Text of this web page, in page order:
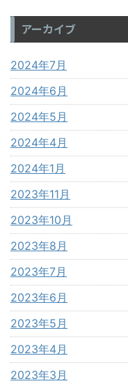
アーカイブ
2024年7月
2024年6月
2024年5月
2024年4月
2024年1月
2023年11月
2023年10月
2023年8月
2023年7月
2023年6月
2023年5月
2023年4月
2023年3月